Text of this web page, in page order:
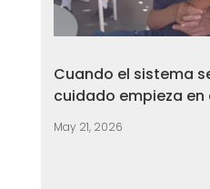
Cuando el sistema
cuidado empieza en
May 21, 2026